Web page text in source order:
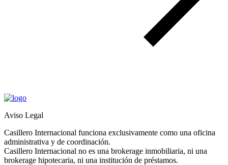
Aviso Legal
Casillero Internacional funciona exclusivamente como una oficina
administrativa y de coordinación.
Casillero Internacional no es una brokerage inmobiliaria, ni una
brokerage hipotecaria, ni una institución de préstamos.